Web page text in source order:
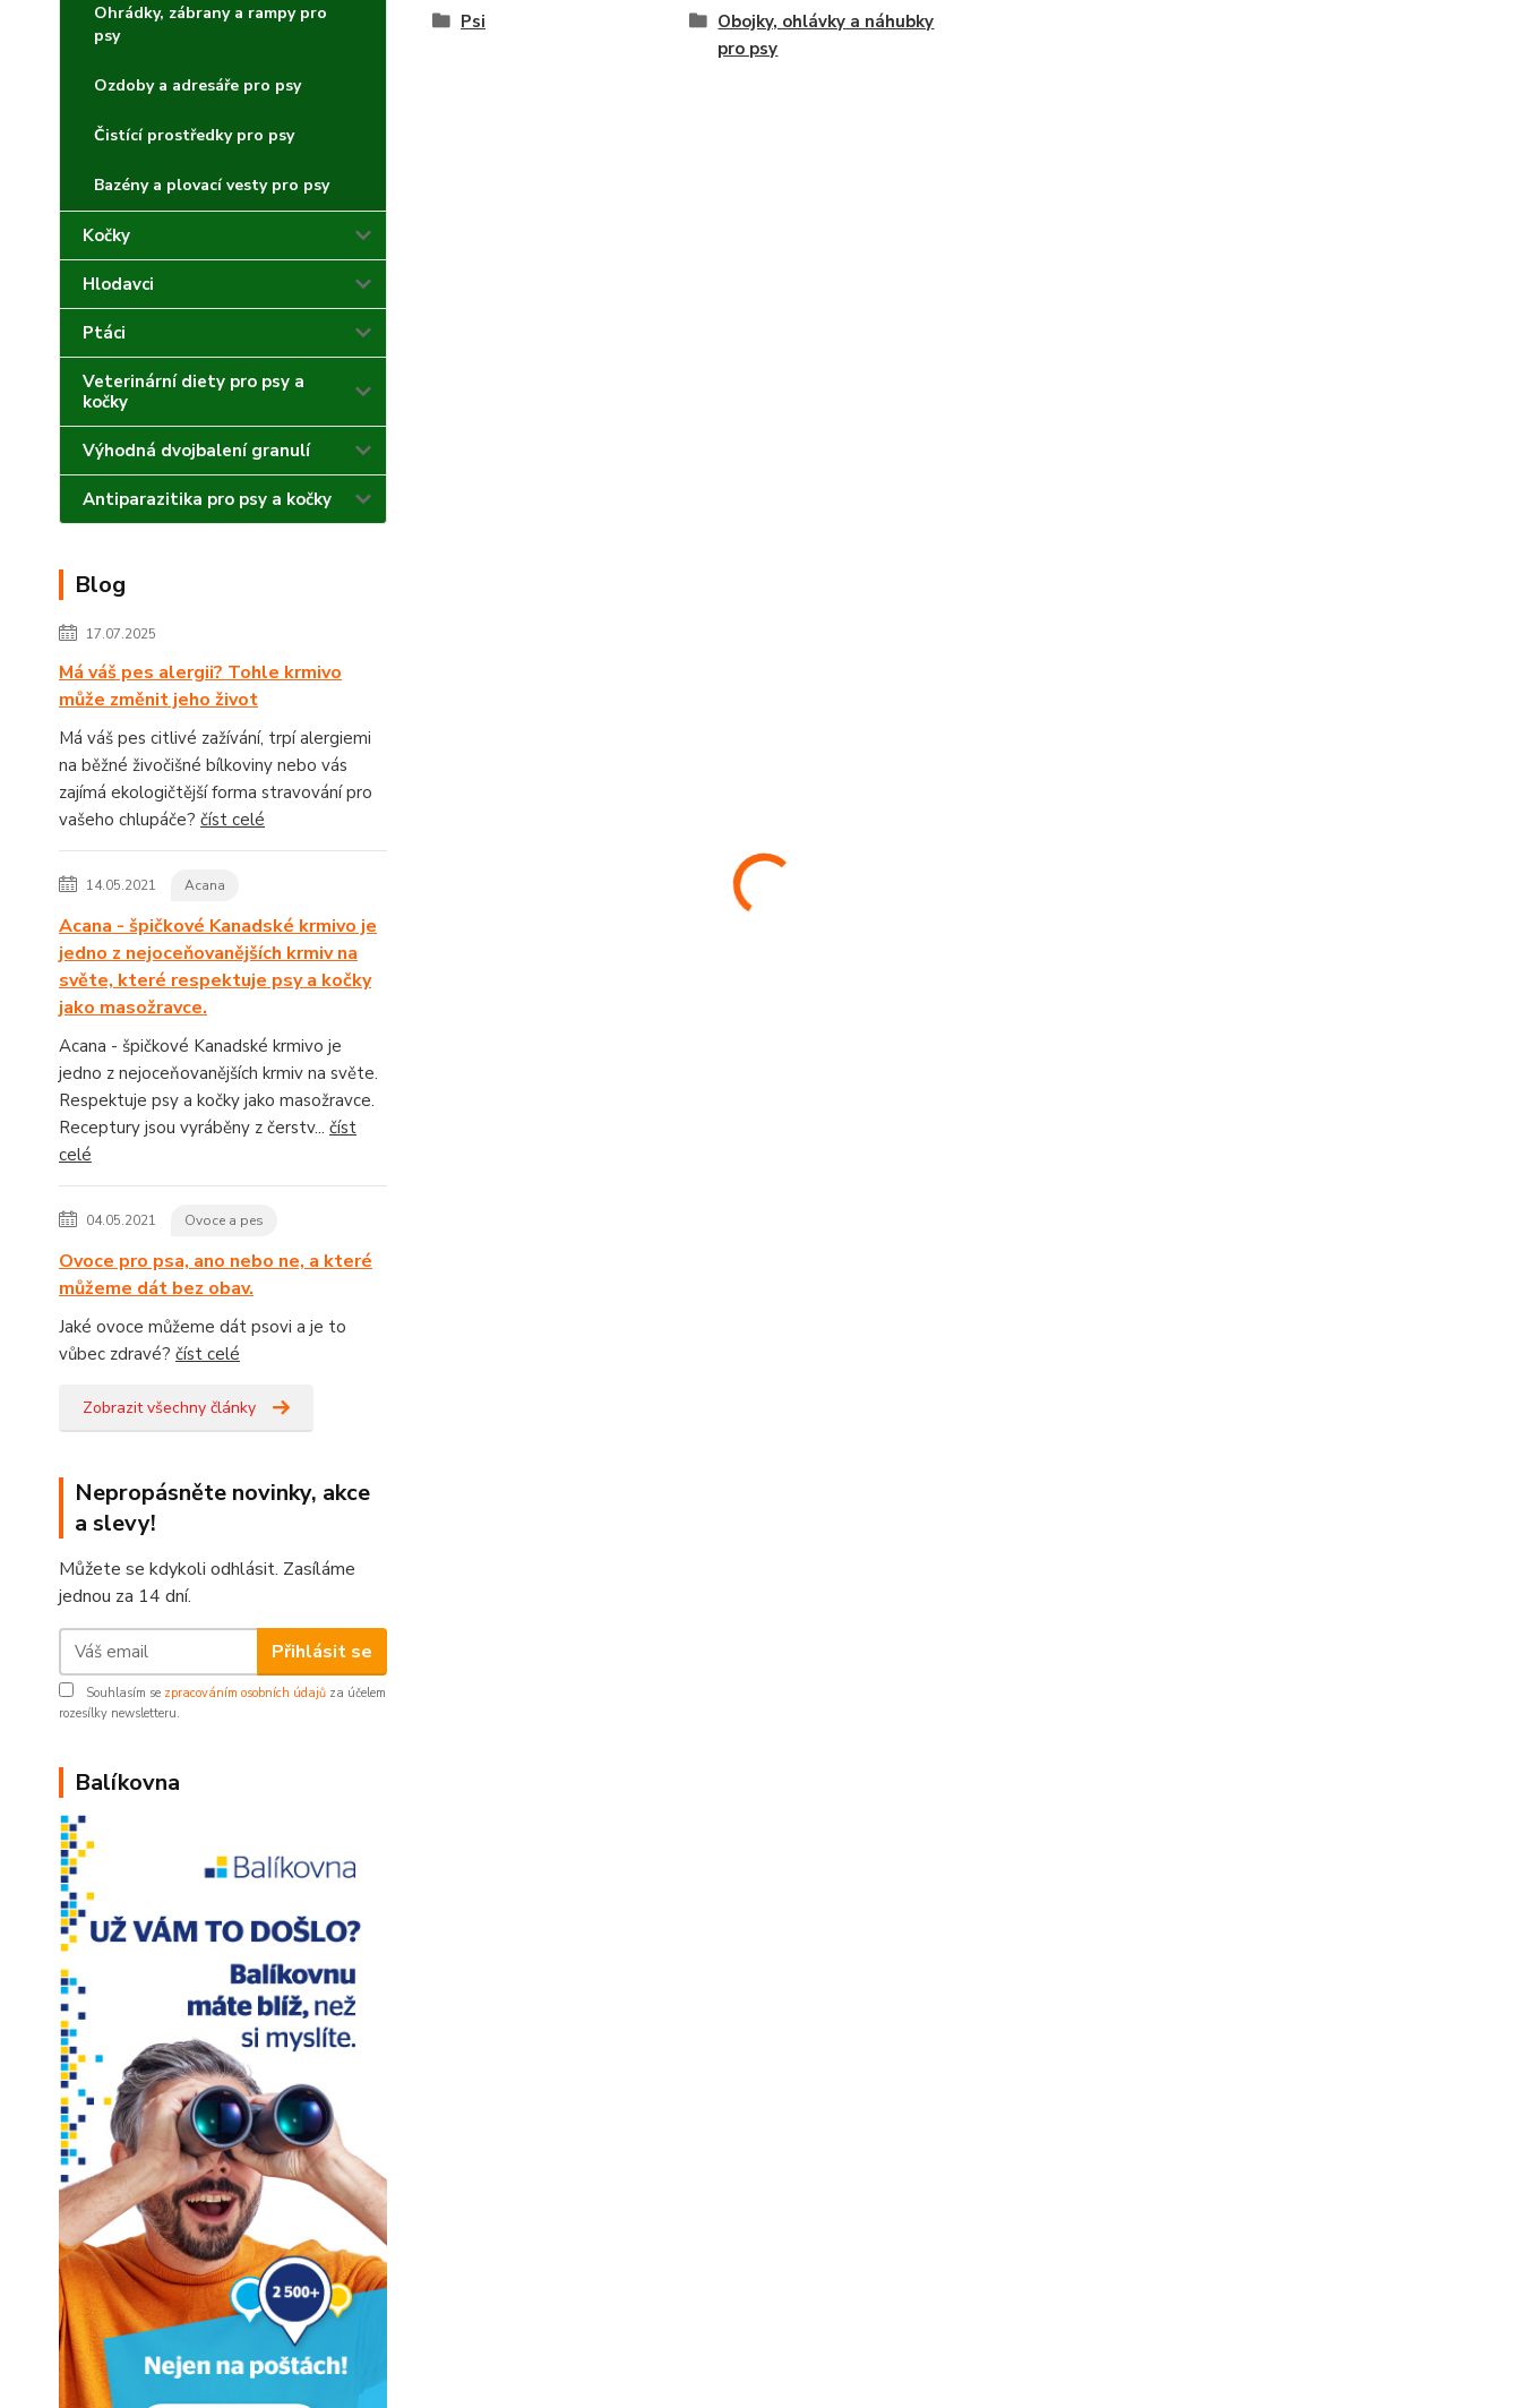
Ohrádky, zábrany a rampy pro
psy
Ozdoby a adresáře pro psy
Čistící prostředky pro psy
Bazény a plovací vesty pro psy
Kočky
Hlodavci
Ptáci
Veterinární diety pro psy a
kočky
Výhodná dvojbalení granulí
Antiparazitika pro psy a kočky
Blog
17.07.2025
Má váš pes alergii? Tohle krmivo
může změnit jeho život
Má váš pes citlivé zažívání, trpí alergiemi
na běžné živočišné bílkoviny nebo vás
zajímá ekologičtější forma stravování pro
vašeho chlupáče? číst celé
14.05.2021 Acana
Acana - špičkové Kanadské krmivo je
jedno z nejoceňovanějších krmiv na
světe, které respektuje psy a kočky
jako masožravce.
Acana - špičkové Kanadské krmivo je
jedno z nejoceňovanějších krmiv na světe.
Respektuje psy a kočky jako masožravce.
Receptury jsou vyráběny z čerstv... číst
celé
04.05.2021 Ovoce a pes
Ovoce pro psa, ano nebo ne, a které
můžeme dát bez obav.
Jaké ovoce můžeme dát psovi a je to
vůbec zdravé? číst celé
Zobrazit všechny články
Nepropásněte novinky, akce
a slevy!
Můžete se kdykoli odhlásit. Zasíláme
jednou za 14 dní.
Přihlásit se
Souhlasím se zpracováním osobních údajů za účelem
rozesílky newsletteru.
Balíkovna
Psi
Obojky, ohlávky a náhubky
pro psy